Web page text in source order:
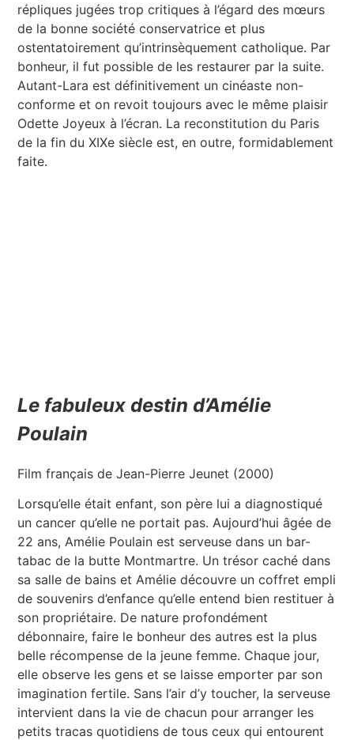
répliques jugées trop critiques à l’égard des mœurs
de la bonne société conservatrice et plus
ostentatoirement qu’intrinsèquement catholique. Par
bonheur, il fut possible de les restaurer par la suite.
Autant-Lara est définitivement un cinéaste non-
conforme et on revoit toujours avec le même plaisir
Odette Joyeux à l’écran. La reconstitution du Paris
de la fin du XIXe siècle est, en outre, formidablement
faite.
Le fabuleux destin d’Amélie
Poulain
Film français de Jean-Pierre Jeunet (2000)
Lorsqu’elle était enfant, son père lui a diagnostiqué
un cancer qu’elle ne portait pas. Aujourd’hui âgée de
22 ans, Amélie Poulain est serveuse dans un bar-
tabac de la butte Montmartre. Un trésor caché dans
sa salle de bains et Amélie découvre un coffret empli
de souvenirs d’enfance qu’elle entend bien restituer à
son propriétaire. De nature profondément
débonnaire, faire le bonheur des autres est la plus
belle récompense de la jeune femme. Chaque jour,
elle observe les gens et se laisse emporter par son
imagination fertile. Sans l’air d’y toucher, la serveuse
intervient dans la vie de chacun pour arranger les
petits tracas quotidiens de tous ceux qui entourent